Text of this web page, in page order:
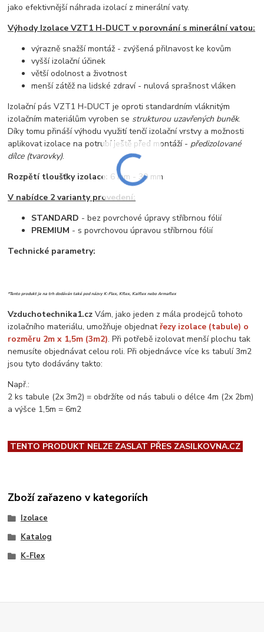
jako efektivnější náhrada izolací z minerální vaty.
Výhody Izolace VZT1 H-DUCT v porovnání s minerální vatou:
výrazně snažší montáž - zvýšená přilnavost ke kovům
vyšší izolační účinek
větší odolnost a životnost
menší zátěž na lidské zdraví - nulová sprašnost vláken
Izolační pás VZT1 H-DUCT je oproti standardním vláknitým
izolačním materiálům vyroben se strukturou uzavřených buněk.
Díky tomu přináší výhodu využití tenčí izolační vrstvy a možnosti
aplikovat izolace na potrubí ještě před montáží - předizolované
dílce (tvarovky).
Rozpětí tloušťky izolace: 6 mm - 30 mm
V nabídce 2 varianty provedení:
STANDARD - bez povrchové úpravy stříbrnou fólií
PREMIUM - s povrchovou úpravou stříbrnou fólií
Technické parametry:
*Tento produkt je na trh dodáván také pod názvy K-Flex, Kflex, Kaiflex nebo Armaflex
Vzduchotechnika1.cz Vám, jako jeden z mála prodejců tohoto
izolačního materiálu, umožňuje objednat řezy izolace (tabule) o
rozměru 2m x 1,5m (3m2). Při potřebě izolovat menší plochu tak
nemusíte objednávat celou roli. Při objednávce více ks tabulí 3m2
jsou tyto dodávány takto:
Např.:
2 ks tabule (2x 3m2) = obdržíte od nás tabuli o délce 4m (2x 2bm)
a výšce 1,5m = 6m2
TENTO PRODUKT NELZE ZASLAT PŘES ZASILKOVNA.CZ
Zboží zařazeno v kategoriích
Izolace
Katalog
K-Flex